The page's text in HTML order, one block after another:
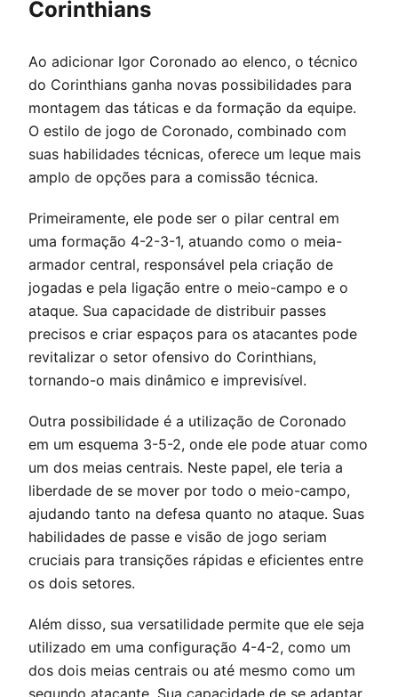
Corinthians
Ao adicionar Igor Coronado ao elenco, o técnico
do Corinthians ganha novas possibilidades para
montagem das táticas e da formação da equipe.
O estilo de jogo de Coronado, combinado com
suas habilidades técnicas, oferece um leque mais
amplo de opções para a comissão técnica.
Primeiramente, ele pode ser o pilar central em
uma formação 4-2-3-1, atuando como o meia-
armador central, responsável pela criação de
jogadas e pela ligação entre o meio-campo e o
ataque. Sua capacidade de distribuir passes
precisos e criar espaços para os atacantes pode
revitalizar o setor ofensivo do Corinthians,
tornando-o mais dinâmico e imprevisível.
Outra possibilidade é a utilização de Coronado
em um esquema 3-5-2, onde ele pode atuar como
um dos meias centrais. Neste papel, ele teria a
liberdade de se mover por todo o meio-campo,
ajudando tanto na defesa quanto no ataque. Suas
habilidades de passe e visão de jogo seriam
cruciais para transições rápidas e eficientes entre
os dois setores.
Além disso, sua versatilidade permite que ele seja
utilizado em uma configuração 4-4-2, como um
dos dois meias centrais ou até mesmo como um